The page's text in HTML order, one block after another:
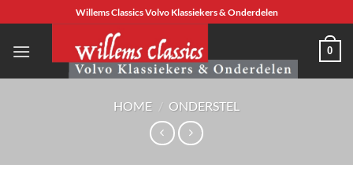
naar
inhoud
Willems Classics Volvo Klassiekers & Onderdelen
0
HOME / ONDERSTEL